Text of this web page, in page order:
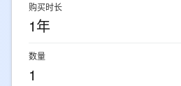
购买时长
1年
数量
1